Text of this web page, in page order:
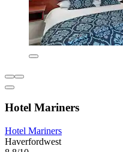
Hotel Mariners
Hotel Mariners
Haverfordwest